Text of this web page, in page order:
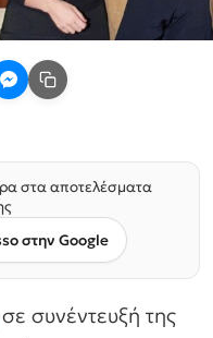
στα αποτελέσματα
στην Google
συνέντευξή της